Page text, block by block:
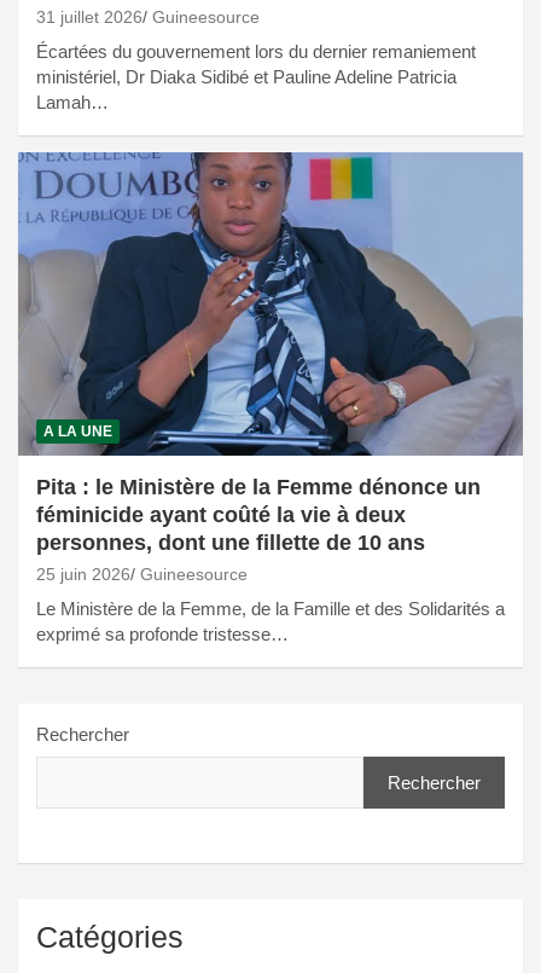
31 juillet 2026 Guineesource
Écartées du gouvernement lors du dernier remaniement
ministériel, Dr Diaka Sidibé et Pauline Adeline Patricia
Lamah…
A LA UNE
Pita : le Ministère de la Femme dénonce un
féminicide ayant coûté la vie à deux
personnes, dont une fillette de 10 ans
25 juin 2026 Guineesource
Le Ministère de la Femme, de la Famille et des Solidarités a
exprimé sa profonde tristesse…
Rechercher
Rechercher
Catégories